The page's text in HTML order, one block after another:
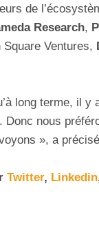
de
Research,
Square Ventures,
long terme, il y
Donc nous
», a
Twitter, Linkedin